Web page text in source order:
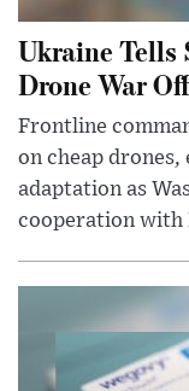
Ukraine Tells
Drone War
Frontline
on cheap
adaptation as
cooperation with